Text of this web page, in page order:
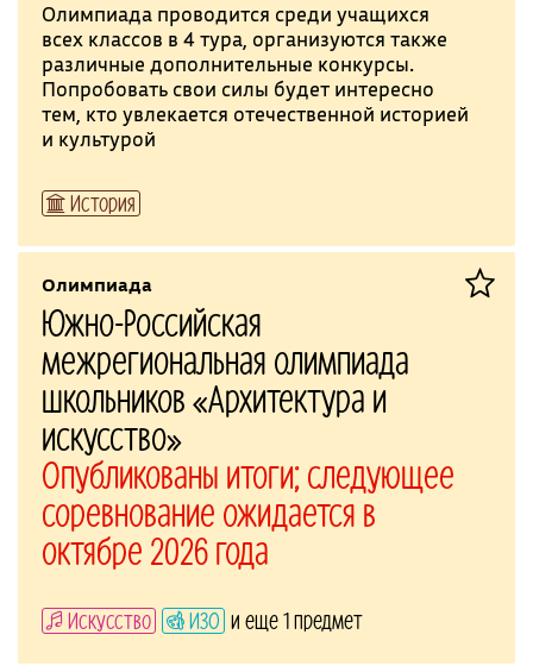
Олимпиада проводится среди учащихся
всех классов в 4 тура, организуются также
различные дополнительные конкурсы.
Попробовать свои силы будет интересно
тем, кто увлекается отечественной историей
и культурой
История
Олимпиада
Южно-Российская
межрегиональная олимпиада
школьников «Архитектура и
искусство»
Опубликованы итоги; следующее
соревнование ожидается в
октябре 2026 года
Искусство ИЗО и еще 1 предмет